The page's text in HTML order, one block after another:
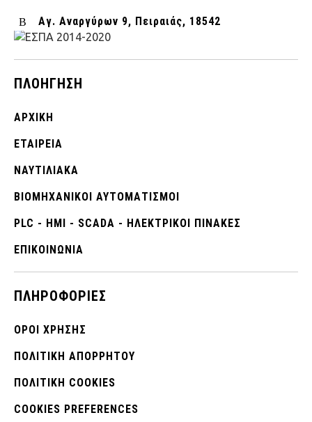
Αγ. Αναργύρων 9, Πειραιάς, 18542
ΠΛΟΉΓΗΣΗ
ΑΡΧΙΚΉ
ΕΤΑΙΡΕΊΑ
ΝΑΥΤΙΛΙΑΚΑ
ΒΙΟΜΗΧΑΝΙΚΟΊ ΑΥΤΟΜΑΤΙΣΜΟΊ
PLC - HMI - SCADA - ΗΛΕΚΤΡΙΚΟΙ ΠΙΝΑΚΕΣ
ΕΠΙΚΟΙΝΩΝΊΑ
ΠΛΗΡΟΦΟΡΊΕΣ
ΌΡΟΙ ΧΡΉΣΗΣ
ΠΟΛΙΤΙΚΉ ΑΠΟΡΡΉΤΟΥ
ΠΟΛΙΤΙΚΉ COOKIES
COOKIES PREFERENCES